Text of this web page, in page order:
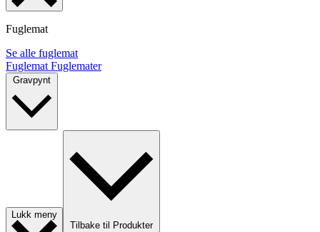
Fuglemat
Se alle fuglemat
Fuglemat Fuglemater
Lukk meny
Tilbake til Produkter